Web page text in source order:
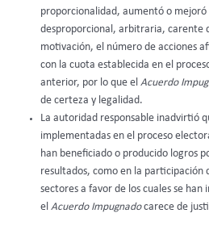
proporcionalidad, aumentó o
desproporcional, arbitraria, carente
motivación, el número de acciones
con la cuota establecida en el
anterior, por lo que el Acuerdo
de certeza y legalidad.
La autoridad responsable inadvirtió
implementadas en el proceso
han beneficiado o producido logros
resultados, como en la participación
sectores a favor de los cuales se
el Acuerdo Impugnadocarece de